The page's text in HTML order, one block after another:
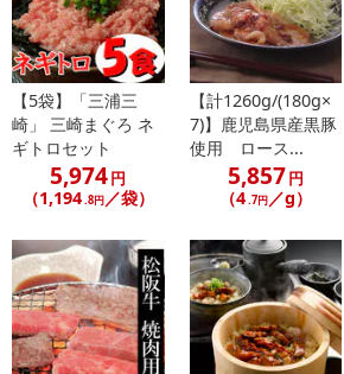
【お支払いについて】
※送料はお試し費用に含まれております。
※d払い、PayPay、au PAY、au PAY（au
ンクまとめて支払い、楽天ペイ、メルペイ
Payでお支払いの場合、決済のため外部サ
※予約商品は決済手段ごとに定められた決済
了することがございます。ご了承いただい
【配送伝票番号について】
※配送形態がメール便の商品については、
伝票番号がマイページに表示されない場合
【5袋】「三浦三
崎」 三崎まぐろ ネ
ギトロセット
5,974円
（1,194.8円／袋）
【計1260g/(180g×
7)】鹿児島県産黒豚
使用 ロース...
5,857円
（4.7円／g）